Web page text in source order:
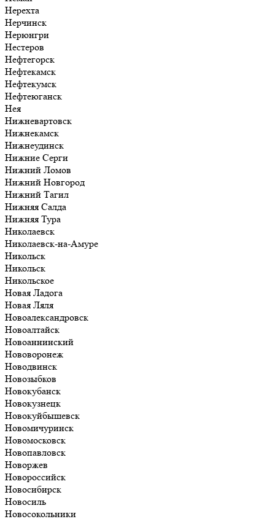
Нерехта
Нерчинск
Нерюнгри
Нестеров
Нефтегорск
Нефтекамск
Нефтекумск
Нефтеюганск
Нея
Нижневартовск
Нижнекамск
Нижнеудинск
Нижние Серги
Нижний Ломов
Нижний Новгород
Нижний Тагил
Нижняя Салда
Нижняя Тура
Николаевск
Николаевск-на-Амуре
Никольск
Никольск
Никольское
Новая Ладога
Новая Ляля
Новоалександровск
Новоалтайск
Новоаннинский
Нововоронеж
Новодвинск
Новозыбков
Новокубанск
Новокузнецк
Новокуйбышевск
Новомичуринск
Новомосковск
Новопавловск
Новоржев
Новороссийск
Новосибирск
Новосиль
Новосокольники